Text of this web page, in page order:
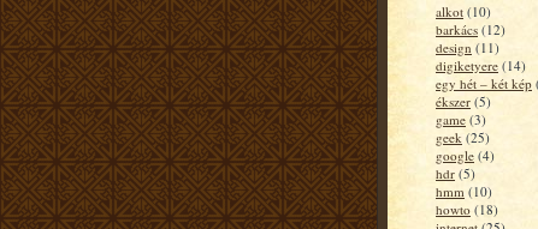
alkot (10)
barkács (12)
design (11)
digiketyere (14)
egy hét – két kép
ékszer (5)
game (3)
geek (25)
google (4)
hdr (5)
hmm (10)
howto (18)